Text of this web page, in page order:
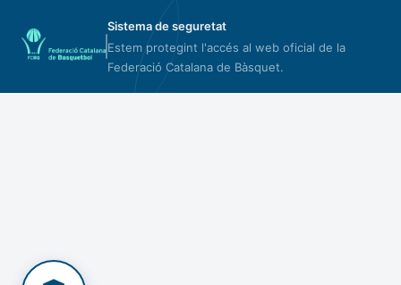
Sistema de seguretat
Estem protegint l'accés al web oficial de la
Federació Catalana de Bàsquet.